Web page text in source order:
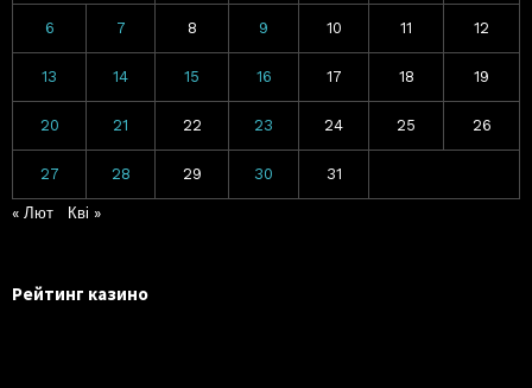
6 7 8 9 10 11 12
13 14 15 16 17 18 19
20 21 22 23 24 25 26
27 28 29 30 31
« Лют Кві »
Рейтинг казино